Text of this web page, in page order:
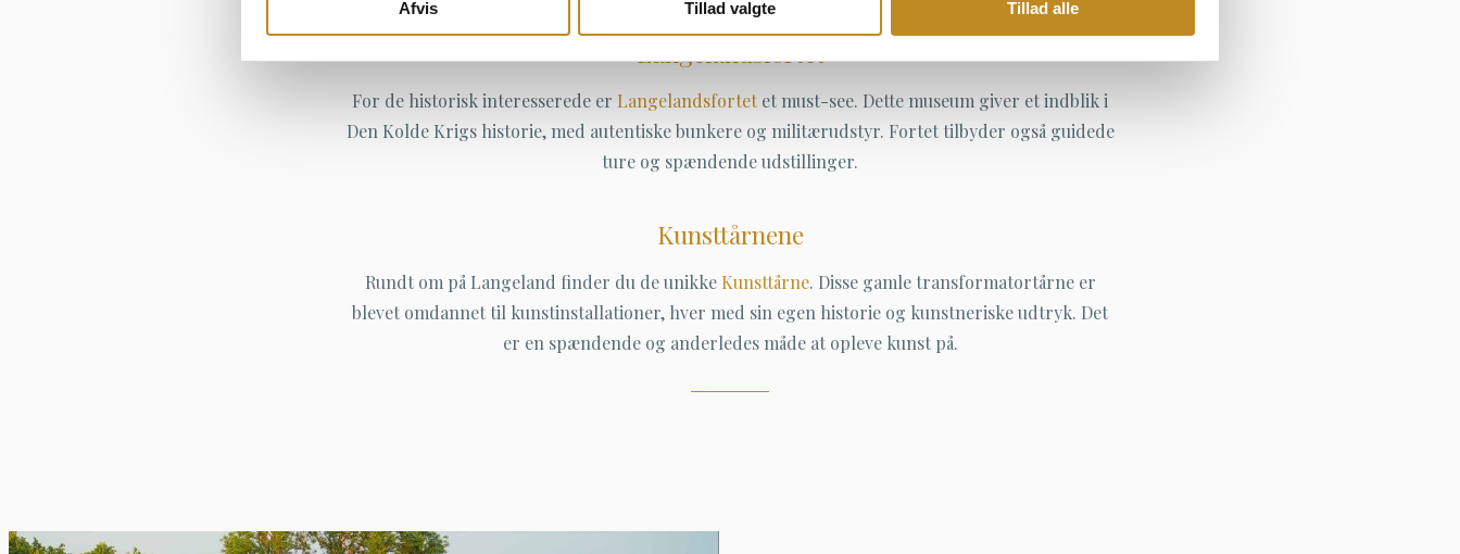
Afvis Tillad valgte Tillad alle
Langelandsfortet
For de historisk interesserede er Langelandsfortet et must-see. Dette museum giver et indblik i
Den Kolde Krigs historie, med autentiske bunkere og militærudstyr. Fortet tilbyder også guidede
ture og spændende udstillinger.
Kunsttårnene
Rundt om på Langeland finder du de unikke Kunsttårne. Disse gamle transformatortårne er
blevet omdannet til kunstinstallationer, hver med sin egen historie og kunstneriske udtryk. Det
er en spændende og anderledes måde at opleve kunst på.